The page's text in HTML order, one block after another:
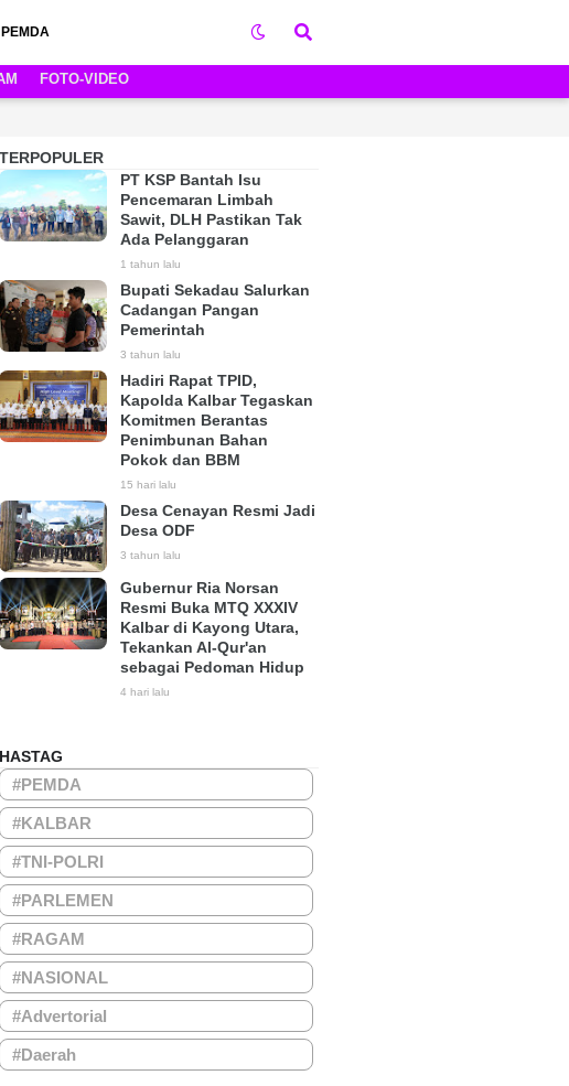
PEMDA
FOTO-VIDEO
TERPOPULER
PT KSP Bantah Isu
Pencemaran Limbah
Sawit, DLH Pastikan Tak
Ada Pelanggaran
1 tahun lalu
Bupati Sekadau Salurkan
Cadangan Pangan
Pemerintah
3 tahun lalu
Hadiri Rapat TPID,
Kapolda Kalbar Tegaskan
Komitmen Berantas
Penimbunan Bahan
Pokok dan BBM
15 hari lalu
Desa Cenayan Resmi Jadi
Desa ODF
3 tahun lalu
Gubernur Ria Norsan
Resmi Buka MTQ XXXIV
Kalbar di Kayong Utara,
Tekankan Al-Qur'an
sebagai Pedoman Hidup
4 hari lalu
HASTAG
#PEMDA
#KALBAR
#TNI-POLRI
#PARLEMEN
#RAGAM
#NASIONAL
#Advertorial
#Daerah